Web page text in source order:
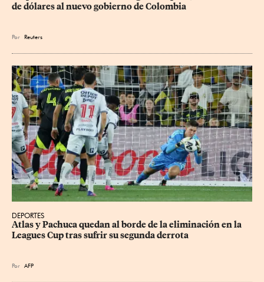
de dólares al nuevo gobierno de Colombia
Por Reuters
DEPORTES
Atlas y Pachuca quedan al borde de la eliminación en la
Leagues Cup tras sufrir su segunda derrota
Por AFP